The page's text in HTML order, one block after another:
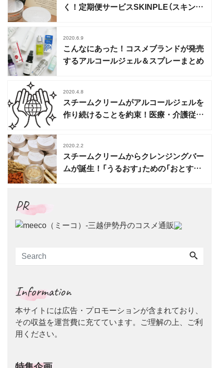
く！定期便サービスSKINPLE（スキンプ
2020.6.9
こんなにあった！コスメブランドが発売
するアルコールジェル＆スプレーまとめ
2020.4.8
スチームクリームがアルコールジェルを
作り続けることを約束！医療・介護従事
2020.2.2
スチームクリームからクレンジングバー
ムが誕生！「うるおす」ための「おとす」
PR
Information
本サイトには広告・プロモーションが含まれており、
その収益を運営費に充てています。ご理解の上、ご利
用ください。